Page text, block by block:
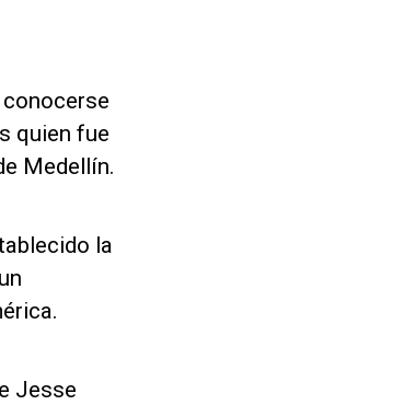
quien fue
Medellín.
la
Jesse